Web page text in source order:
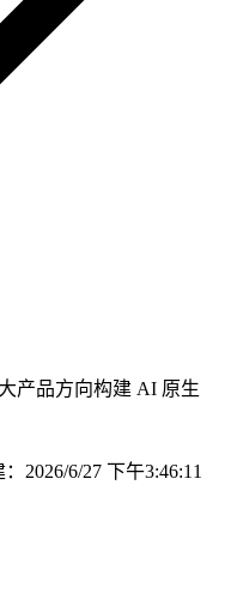
产品方向构建 AI 原生
2026/6/27 下午3:46:11